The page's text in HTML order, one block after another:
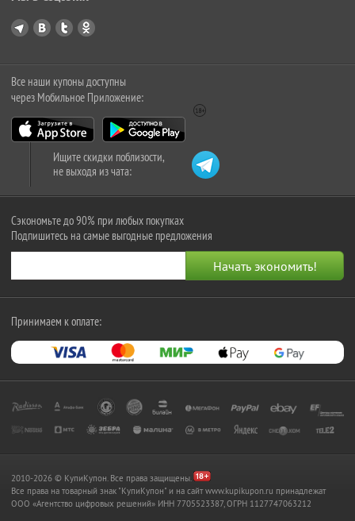
Все наши купоны доступны
через Мобильное Приложение:
Ищите скидки поблизости,
не выходя из чата:
Сэкономьте до 90% при любых покупках
Подпишитесь на самые выгодные предложения
Принимаем к оплате:
2010-2026 © КупиКупон. Все права защищены.
Все права на товарный знак "КупиКупон" и на сайт www.kupikupon.ru принадлежат
OOO «Агентство цифровых решений» ИНН 7705523387, ОГРН 1127747063212